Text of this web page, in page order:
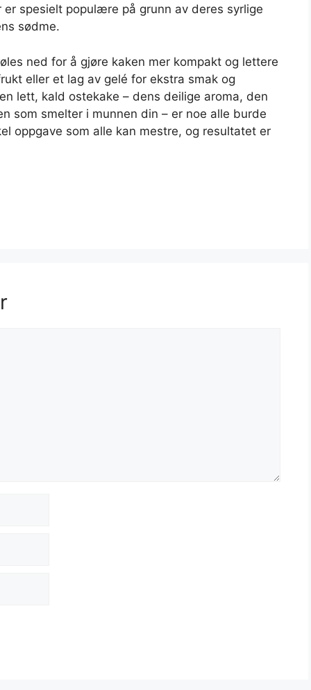
spesielt populære på grunn av deres syrlige
sødme.
ned for å gjøre kaken mer kompakt og lettere
eller et lag av gelé for ekstra smak og
lett, kald ostekake – dens deilige aroma, den
som smelter i munnen din – er noe alle burde
oppgave som alle kan mestre, og resultatet er